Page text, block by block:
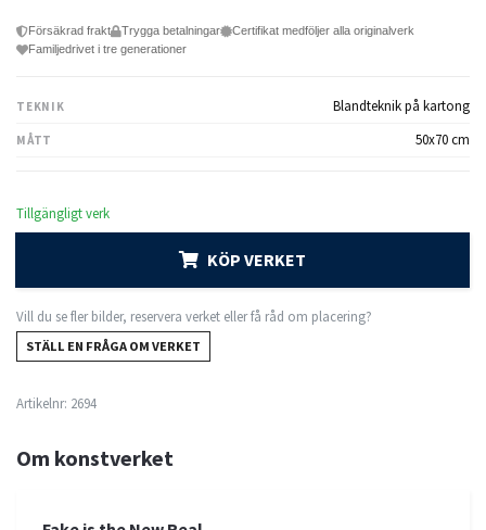
Försäkrad frakt Trygga betalningar
Certifikat medföljer alla originalverk
Familjedrivet i tre generationer
TEKNIK Blandteknik på kartong
MÅTT 50x70 cm
Tillgängligt verk
KÖP VERKET
Vill du se fler bilder, reservera verket eller få råd om placering?
STÄLL EN FRÅGA OM VERKET
Artikelnr: 2694
Om konstverket